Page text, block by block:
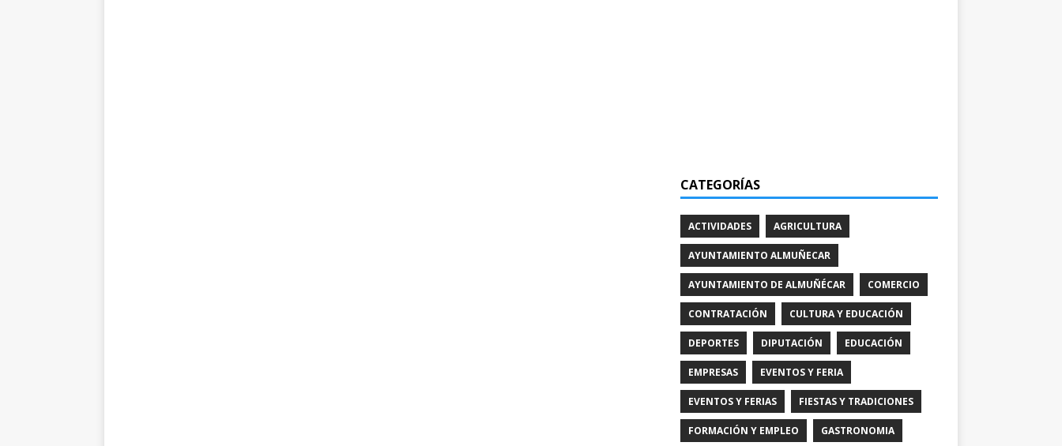
CATEGORÍAS
ACTIVIDADES AGRICULTURA
AYUNTAMIENTO ALMUÑECAR
AYUNTAMIENTO DE ALMUÑÉCAR COMERCIO
CONTRATACIÓN CULTURA Y EDUCACIÓN
DEPORTES DIPUTACIÓN EDUCACIÓN
EMPRESAS EVENTOS Y FERIA
EVENTOS Y FERIAS FIESTAS Y TRADICIONES
FORMACIÓN Y EMPLEO GASTRONOMIA